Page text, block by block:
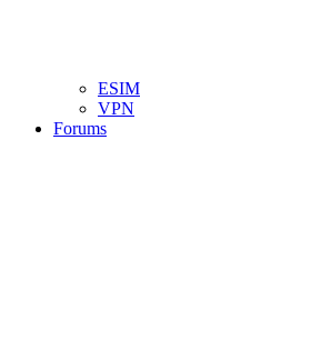
ESIM
VPN
Forums